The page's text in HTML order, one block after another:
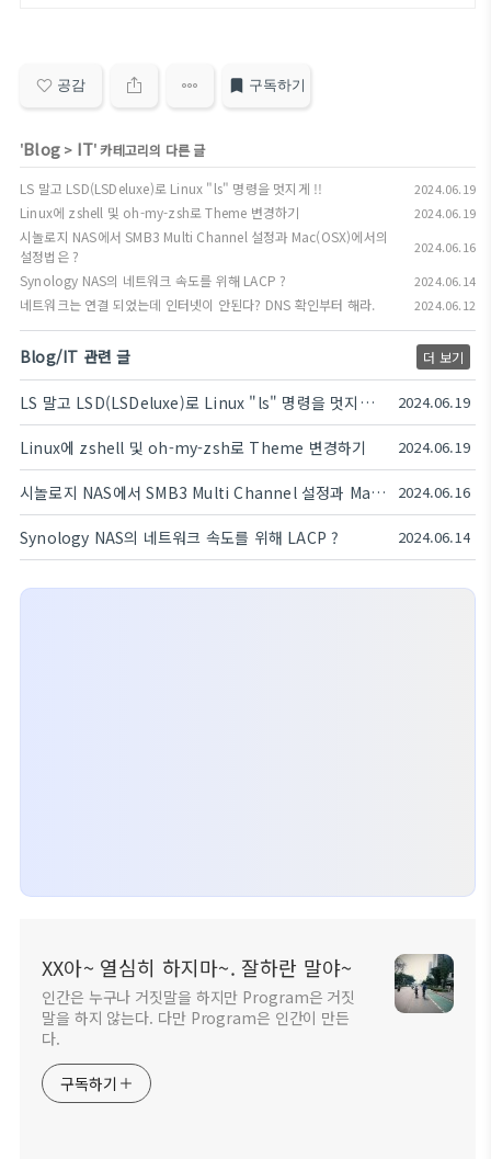
공감 구독하기
'Blog > IT' 카테고리의 다른 글
LS 말고 LSD(LSDeluxe)로 Linux "ls" 명령을 멋지게 !! 2024.06.19
Linux에 zshell 및 oh-my-zsh로 Theme 변경하기 2024.06.19
시놀로지 NAS에서 SMB3 Multi Channel 설정과 Mac(OSX)에서의
설정법은 ?
2024.06.16
Synology NAS의 네트워크 속도를 위해 LACP ? 2024.06.14
네트워크는 연결 되었는데 인터넷이 안된다? DNS 확인부터 해라. 2024.06.12
Blog/IT 관련 글 더 보기
LS 말고 LSD(LSDeluxe)로 Linux "ls" 명령을 멋지게 !! 2024.06.19
Linux에 zshell 및 oh-my-zsh로 Theme 변경하기 2024.06.19
시놀로지 NAS에서 SMB3 Multi Channel 설정과 Mac(OSX)에서의 설정법은 ? 2024.06.16
Synology NAS의 네트워크 속도를 위해 LACP ? 2024.06.14
XX아~ 열심히 하지마~. 잘하란 말야~
인간은 누구나 거짓말을 하지만 Program은 거짓
말을 하지 않는다. 다만 Program은 인간이 만든
다.
구독하기